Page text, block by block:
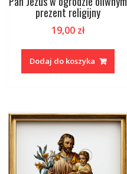
prezent religijny
19,00 zł
Dodaj do koszyka